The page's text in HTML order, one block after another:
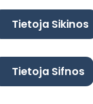
Tietoja Sikinos
Tietoja Sifnos